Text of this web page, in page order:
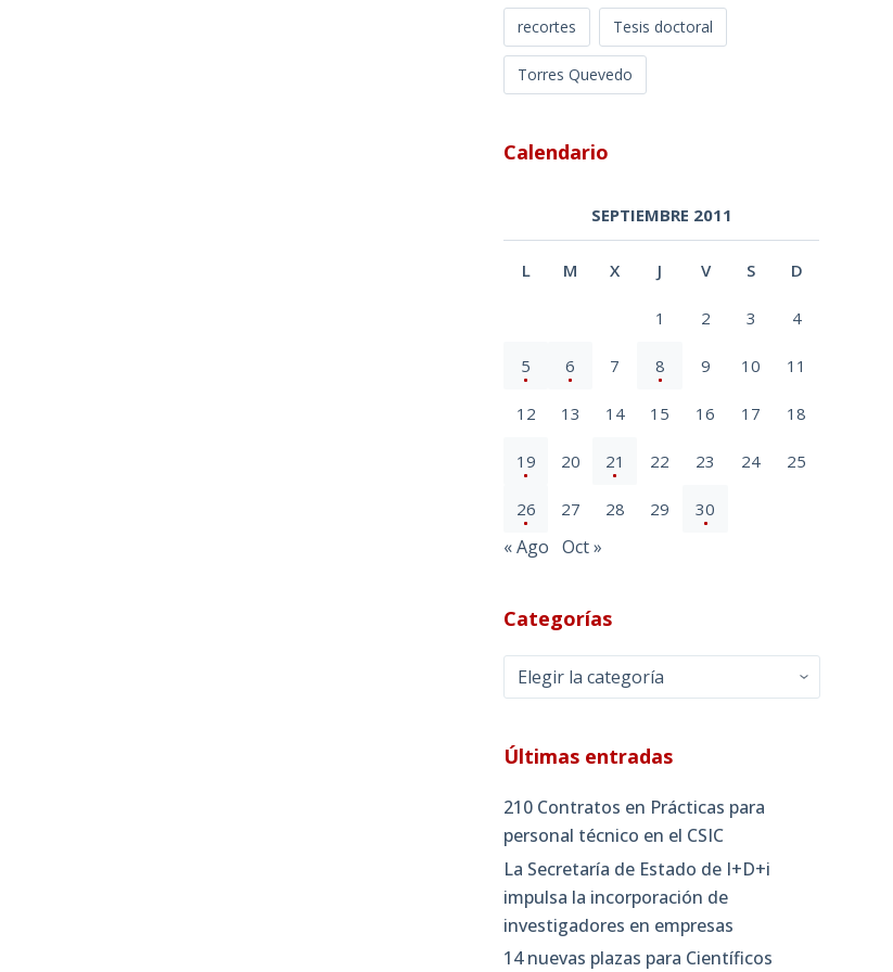
recortes Tesis doctoral
Torres Quevedo
Calendario
SEPTIEMBRE 2011
L M X J V S D
1 2 3 4
5 6 7 8 9 10 11
12 13 14 15 16 17 18
19 20 21 22 23 24 25
26 27 28 29 30
« Ago Oct »
Categorías
Categorías
Últimas entradas
210 Contratos en Prácticas para
personal técnico en el CSIC
La Secretaría de Estado de I+D+i
impulsa la incorporación de
investigadores en empresas
14 nuevas plazas para Científicos